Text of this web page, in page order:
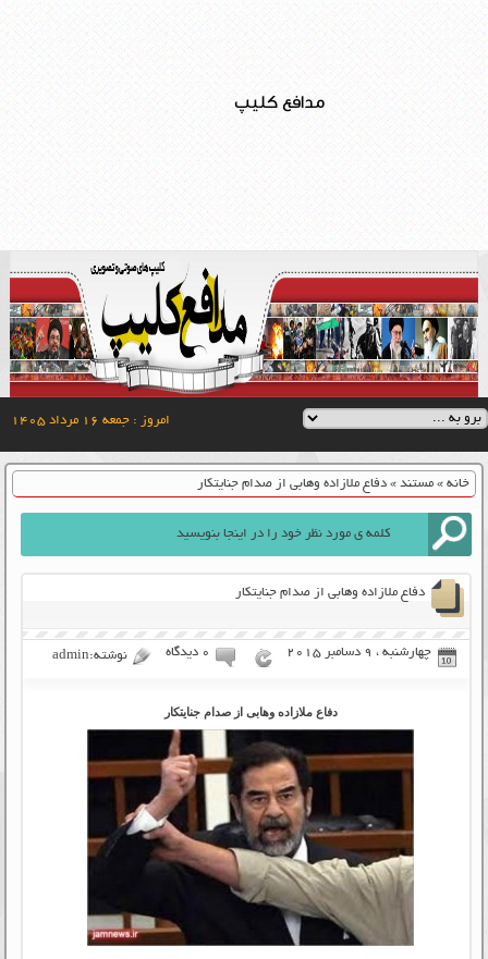
مدافع کلیپ
امروز : جمعه ۱۶ مرداد ۱۴۰۵
خانه» مستند» دفاع ملازاده وهابی از صدام جنایتکار
دفاع ملازاده وهابی از صدام جنایتکار
چهارشنبه ، 9 دسامبر 2015 ۰ دیدگاه نوشته:admin
دفاع ملازاده وهابی از صدام جنایتکار